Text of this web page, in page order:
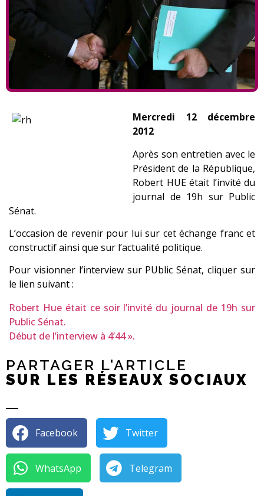
Mercredi 12 décembre
2012
Après son entretien avec le
Président de la République,
Robert HUE était l’invité du
journal de 19h sur Public
Sénat.
L’occasion de revenir pour lui sur cet échange franc et
constructif ainsi que sur l’actualité politique.
Pour visionner l’interview sur PUblic Sénat, cliquer sur
le lien suivant :
Robert Hue était ce soir l’invité du journal de 19h sur
Public Sénat.
Début de l’interview à 4’44 ».
PARTAGER L'ARTICLE
SUR LES RÉSEAUX SOCIAUX
Facebook Twitter
WhatsApp Telegram